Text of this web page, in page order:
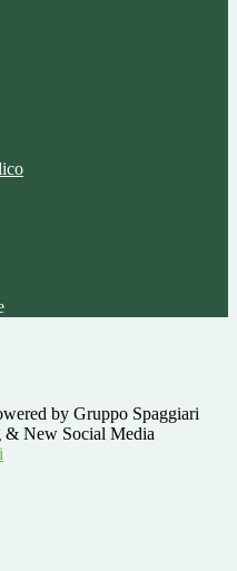
by Gruppo Spaggiari
& New Social Media